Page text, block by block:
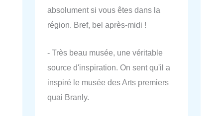
absolument si vous êtes dans la
région. Bref, bel après-midi !
- Très beau musée, une véritable
source d'inspiration. On sent qu'il a
inspiré le musée des Arts premiers
quai Branly.